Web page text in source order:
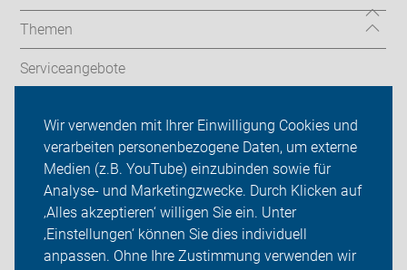
Wir verwenden mit Ihrer Einwilligung Cookies und
verarbeiten personenbezogene Daten, um externe
Medien (z.B. YouTube) einzubinden sowie für
Analyse- und Marketingzwecke. Durch Klicken auf
‚Alles akzeptieren‘ willigen Sie ein. Unter
‚Einstellungen‘ können Sie dies individuell
anpassen. Ohne Ihre Zustimmung verwenden wir
Themen
Serviceangebote
ADFC Vest Recklinghausen
Sei dabei
Presse